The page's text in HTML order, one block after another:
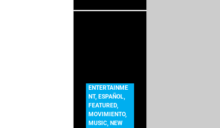
ENTERTAINME
NT, ESPAÑOL,
FEATURED,
MOVIMIENTO,
MUSIC, NEW